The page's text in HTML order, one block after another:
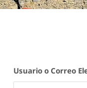
Usuario o Correo